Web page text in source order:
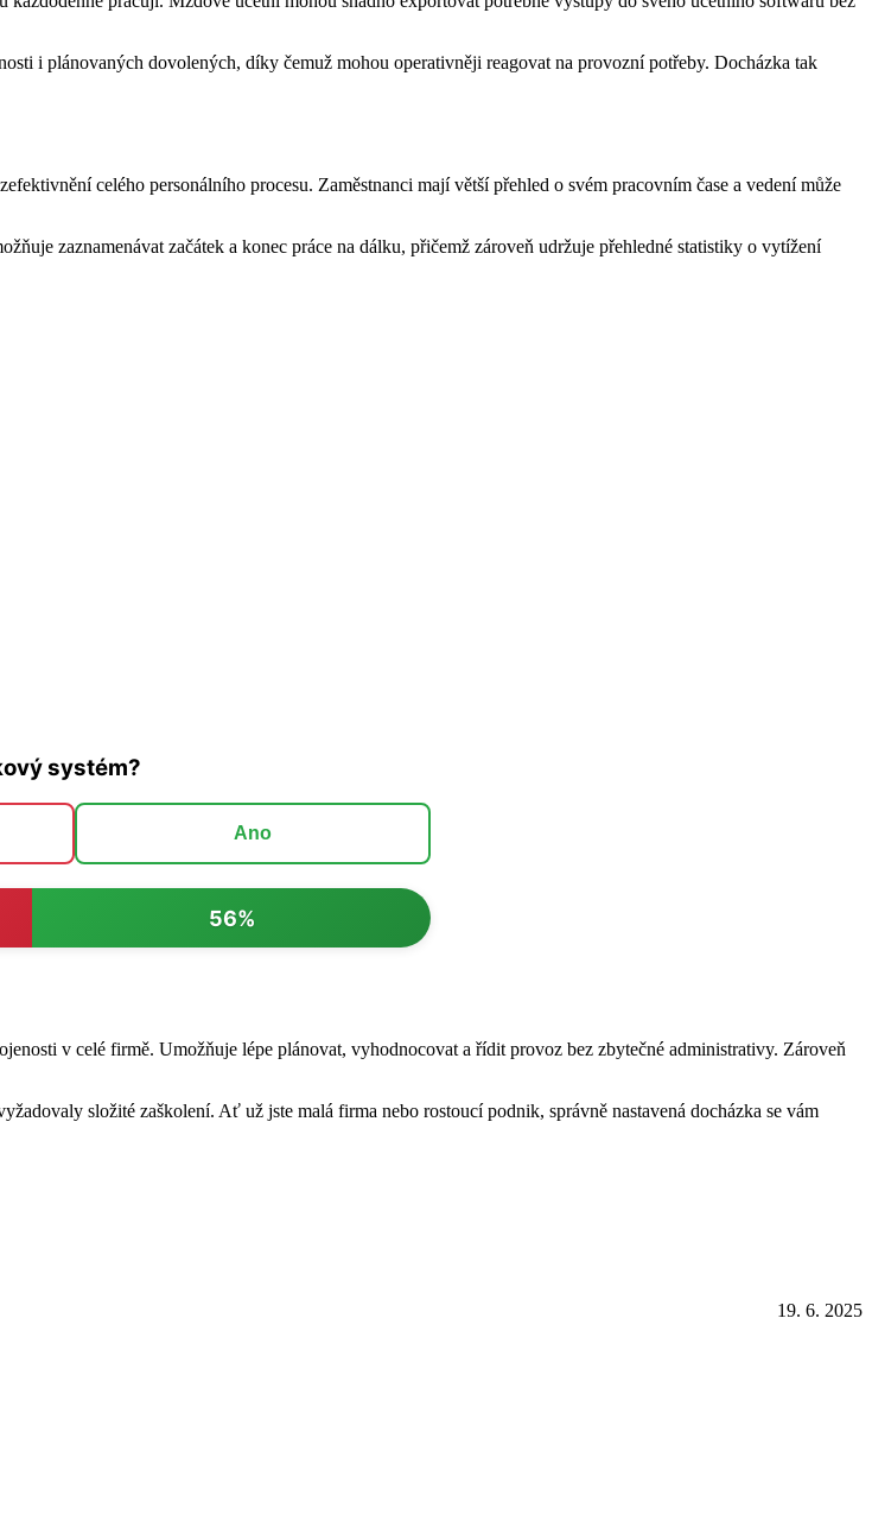
i plánovaných dovolených, díky čemuž mohou operativněji reagovat na provozní potřeby. Docházka tak
celého personálního procesu. Zaměstnanci mají větší přehled o svém pracovním čase a vedení může
zaznamenávat začátek a konec práce na dálku, přičemž zároveň udržuje přehledné statistiky o vytížení
systém?
Ano
56%
v celé firmě. Umožňuje lépe plánovat, vyhodnocovat a řídit provoz bez zbytečné administrativy. Zároveň
složité zaškolení. Ať už jste malá firma nebo rostoucí podnik, správně nastavená docházka se vám
19. 6. 2025